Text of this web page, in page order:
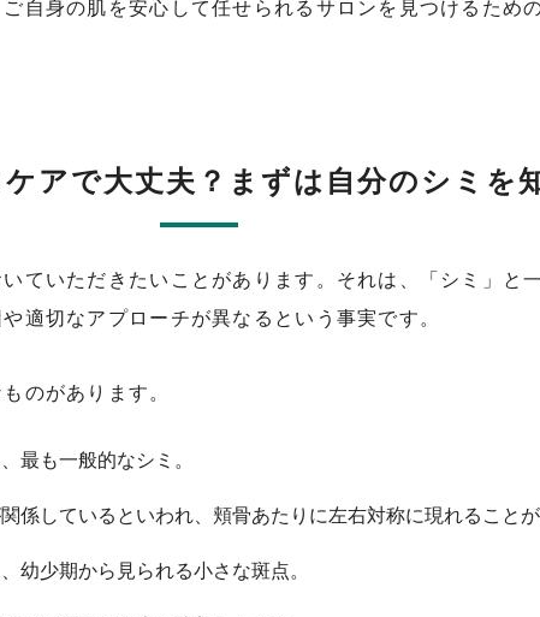
自身の肌を安心して任せられるサロンを見つけるため
アで大丈夫？まずは自分のシミを
ていただきたいことがあります。それは、「シミ」と
適切なアプローチが異なるという事実です。
のがあります。
最も一般的なシミ。
係しているといわれ、頬骨あたりに左右対称に現れることが
幼少期から見られる小さな斑点。